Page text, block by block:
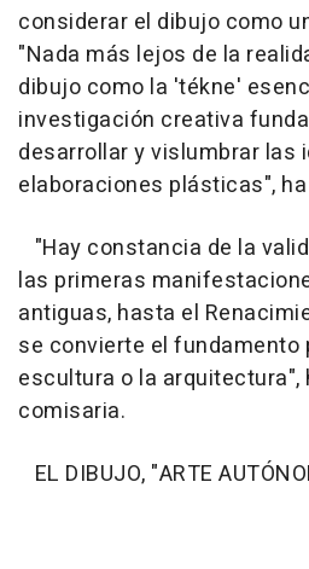
considerar el dibujo como
"Nada más lejos de la
dibujo como la 'tékne'
investigación creativa
desarrollar y vislumbrar las
elaboraciones plásticas",
"Hay constancia de la
las primeras
antiguas, hasta el
se convierte el fundamento
escultura o la arquitectura",
comisaria.
EL DIBUJO, "ARTE